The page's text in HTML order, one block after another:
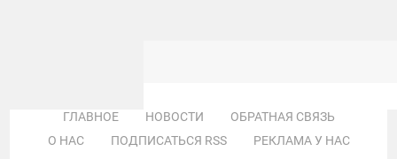
ГЛАВНОЕ НОВОСТИ
ОБРАТНАЯ СВЯЗЬ
О НАС
ПОДПИСАТЬСЯ RSS РЕКЛАМА У НАС